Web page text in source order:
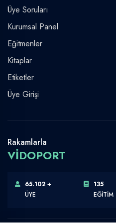
Üye Soruları
Kurumsal Panel
Eğitmenler
Kitaplar
Etiketler
Üye Girişi
Rakamlarla
VİDOPORT
65.102 +
ÜYE
135
EĞİTİM